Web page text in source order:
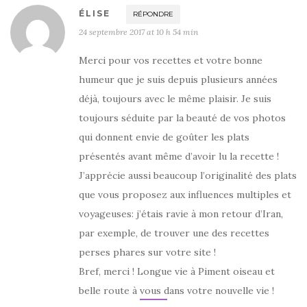
ÉLISE RÉPONDRE
24 septembre 2017 at 10 h 54 min
Merci pour vos recettes et votre bonne
humeur que je suis depuis plusieurs années
déjà, toujours avec le même plaisir. Je suis
toujours séduite par la beauté de vos photos
qui donnent envie de goûter les plats
présentés avant même d’avoir lu la recette !
J’apprécie aussi beaucoup l’originalité des plats
que vous proposez aux influences multiples et
voyageuses: j’étais ravie à mon retour d’Iran,
par exemple, de trouver une des recettes
perses phares sur votre site !
Bref, merci ! Longue vie à Piment oiseau et
belle route à vous dans votre nouvelle vie !